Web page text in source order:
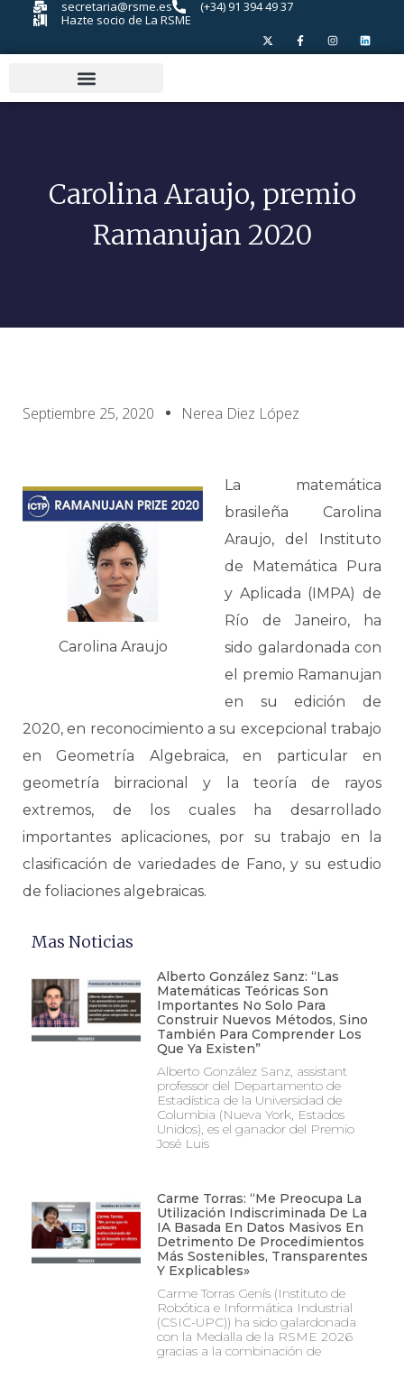
secretaria@rsme.es
(+34) 91 394 49 37
Hazte socio de La RSME
Carolina Araujo, premio
Ramanujan 2020
Septiembre 25, 2020 Nerea Diez López
Carolina Araujo
La matemática
brasileña Carolina
Araujo, del Instituto
de Matemática Pura
y Aplicada (IMPA) de
Río de Janeiro, ha
sido galardonada con
el premio Ramanujan
en su edición de
2020, en reconocimiento a su excepcional trabajo
en Geometría Algebraica, en particular en
geometría birracional y la teoría de rayos
extremos, de los cuales ha desarrollado
importantes aplicaciones, por su trabajo en la
clasificación de variedades de Fano, y su estudio
de foliaciones algebraicas.
Mas Noticias
Alberto González Sanz: “Las
Matemáticas Teóricas Son
Importantes No Solo Para
Construir Nuevos Métodos, Sino
También Para Comprender Los
Que Ya Existen”
Alberto González Sanz, assistant
professor del Departamento de
Estadística de la Universidad de
Columbia (Nueva York, Estados
Unidos), es el ganador del Premio
José Luis
Carme Torras: “Me Preocupa La
Utilización Indiscriminada De La
IA Basada En Datos Masivos En
Detrimento De Procedimientos
Más Sostenibles, Transparentes
Y Explicables»
Carme Torras Genís (Instituto de
Robótica e Informática Industrial
(CSIC-UPC)) ha sido galardonada
con la Medalla de la RSME 2026
gracias a la combinación de